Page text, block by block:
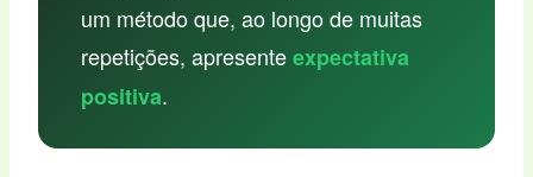
um método que, ao longo de muitas
repetições, apresenteexpectativa
positiva.